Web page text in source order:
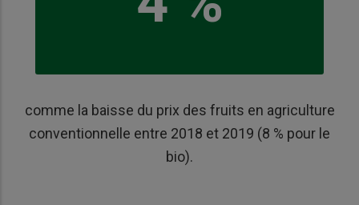
comme la baisse du prix des fruits en agriculture
conventionnelle entre 2018 et 2019 (8 % pour le
bio).